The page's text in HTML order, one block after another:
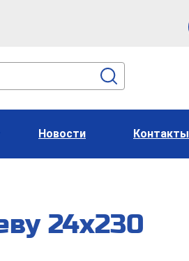
Новости Контакты
24х230